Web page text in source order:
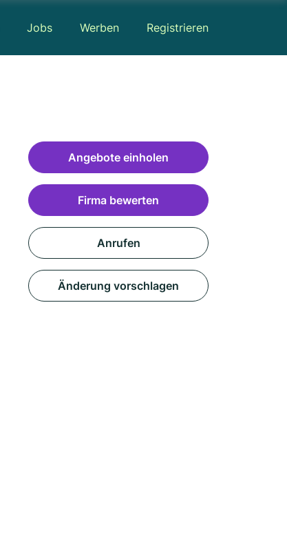
Jobs Werben Registrieren
Angebote einholen
Firma bewerten
Anrufen
Änderung vorschlagen